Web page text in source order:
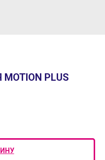
PLUS